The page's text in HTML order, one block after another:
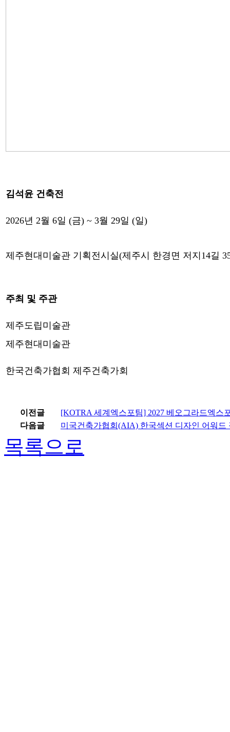
김석윤 건축전
2026년 2월 6일 (금) ~ 3월 29일 (일)
제주현대미술관 기획전시실(제주시 한경면 저지14길
주최 및 주관
제주도립미술관
제주현대미술관
한국건축가협회 제주건축가회
이전글
[KOTRA 세계엑스포팀] 2027 베오그라드엑스
다음글
미국건축가협회(AIA) 한국섹션 디자인 어워드
목록으로